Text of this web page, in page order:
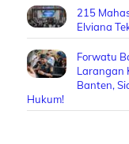
215
Elviana
Forwatu
Larangan
Banten,
Hukum!